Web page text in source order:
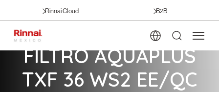
Rinnai Cloud B2B
FILTRO AQUAPLUS
TXF 36 WS2 EE/QC